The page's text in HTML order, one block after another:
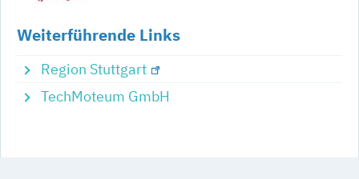
Weiterführende Links
Region Stuttgart
TechMoteum GmbH